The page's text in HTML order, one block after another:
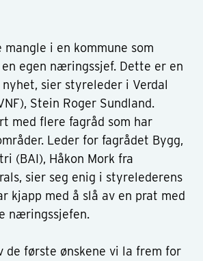
mangle i en kommune som
egen næringssjef. Dette er en
sier styreleder i Verdal
Stein Roger Sundland.
med flere fagråd som har
Leder for fagrådet Bygg,
(BAI), Håkon Mork fra
sier seg enig i styrelederens
kjapp med å slå av en prat med
næringssjefen.
de første ønskene vi la frem for